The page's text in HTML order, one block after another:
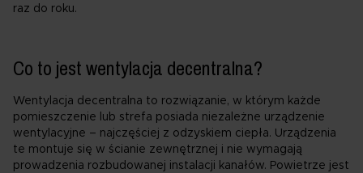
raz do roku.
Co to jest wentylacja decentralna?
Wentylacja decentralna to rozwiązanie, w którym każde
pomieszczenie lub strefa posiada niezależne urządzenie
wentylacyjne – najczęściej z odzyskiem ciepła. Urządzenia
te montuje się w ścianie zewnętrznej i nie wymagają
prowadzenia rozbudowanej instalacji kanałów. Powietrze jest